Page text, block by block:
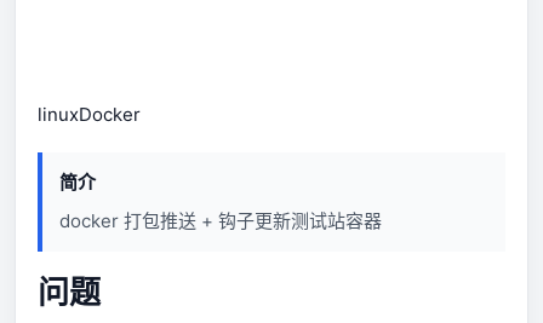
linuxDocker
简介
docker 打包推送 + 钩子更新测试站容器
问题